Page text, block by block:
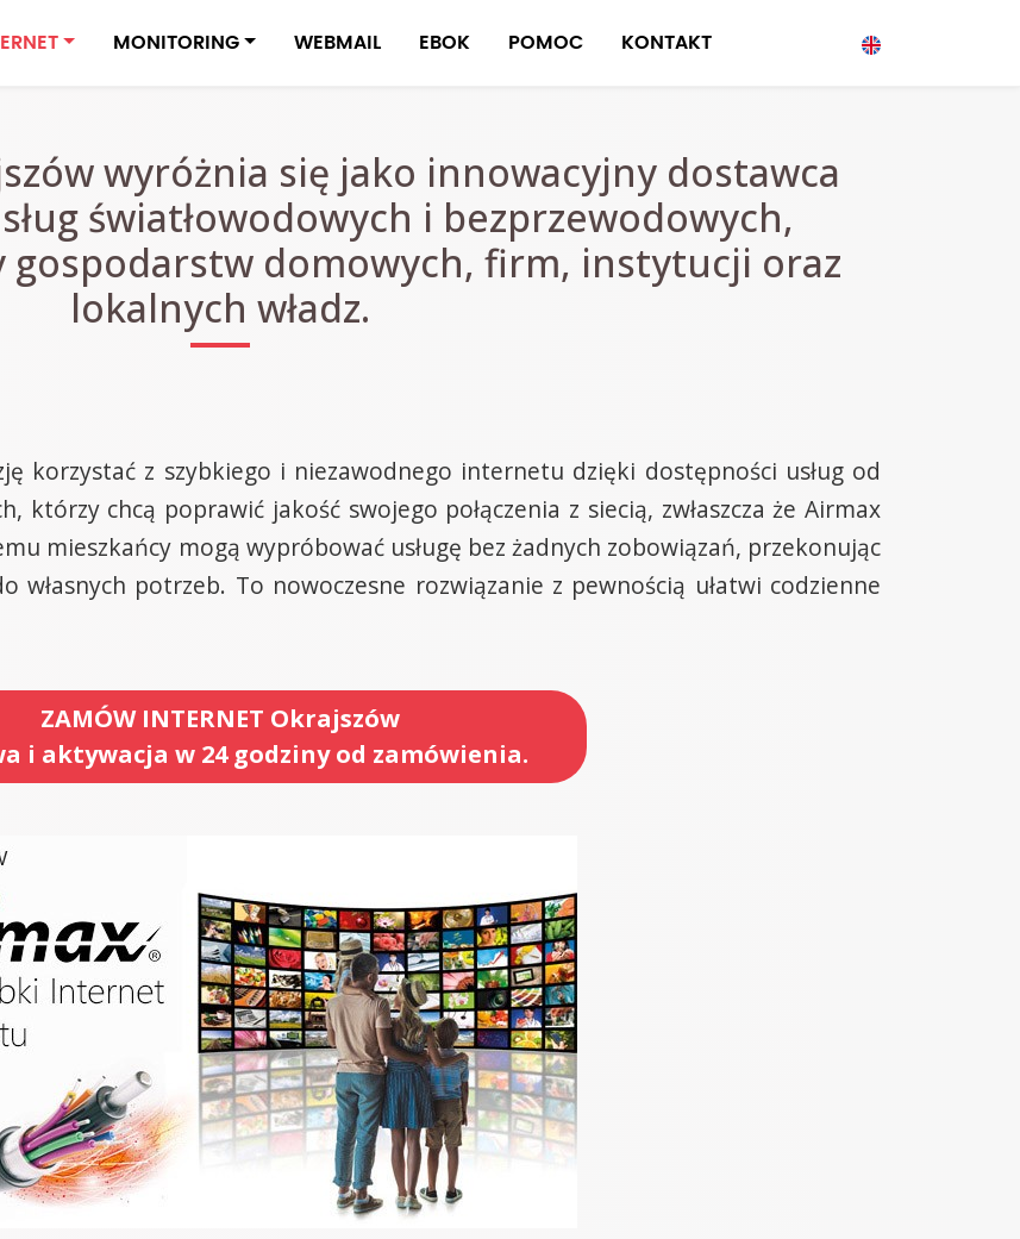
MONITORING WEBMAIL EBOK POMOC KONTAKT
wyróżnia się jako innowacyjny dostawca
światłowodowych i bezprzewodowych,
gospodarstw domowych, firm, instytucji oraz
lokalnych władz.
korzystać z szybkiego i niezawodnego internetu dzięki dostępności usług od
którzy chcą poprawić jakość swojego połączenia z siecią, zwłaszcza że Airmax
mieszkańcy mogą wypróbować usługę bez żadnych zobowiązań, przekonując
potrzeb. To nowoczesne rozwiązanie z pewnością ułatwi codzienne
ZAMÓW INTERNET Okrajszów
i aktywacja w 24 godziny od zamówienia.